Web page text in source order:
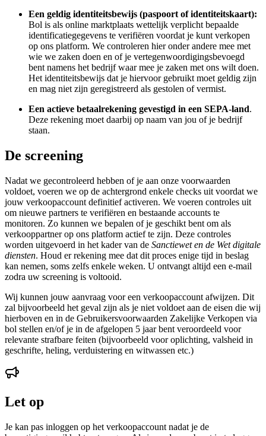
Een geldig identiteitsbewijs (paspoort of identiteitskaart):
Bol is als online marktplaats wettelijk verplicht bepaalde
identificatiegegevens te verifiëren voordat je kunt verkopen
op ons platform. We controleren hier onder andere mee met
wie we zaken doen en of je vertegenwoordigingsbevoegd
bent namens het bedrijf waar mee je zaken met ons wilt doen.
Het identiteitsbewijs dat je hiervoor gebruikt moet geldig zijn
en mag niet zijn geregistreerd als gestolen of vermist.
Een actieve betaalrekening gevestigd in een SEPA-land.
Deze rekening moet daarbij op naam van jou of je bedrijf
staan.
De screening
Nadat we gecontroleerd hebben of je aan onze voorwaarden
voldoet, voeren we op de achtergrond enkele checks uit voordat we
jouw verkoopaccount definitief activeren. We voeren controles uit
om nieuwe partners te verifiëren en bestaande accounts te
monitoren. Zo kunnen we bepalen of je geschikt bent om als
verkooppartner op ons platform actief te zijn. Deze controles
worden uitgevoerd in het kader van de Sanctiewet en de Wet digitale
diensten. Houd er rekening mee dat dit proces enige tijd in beslag
kan nemen, soms zelfs enkele weken. U ontvangt altijd een e-mail
zodra uw screening is voltooid.
Wij kunnen jouw aanvraag voor een verkoopaccount afwijzen. Dit
zal bijvoorbeeld het geval zijn als je niet voldoet aan de eisen die wij
hierboven en in de Gebruikersvoorwaarden Zakelijke Verkopen via
bol stellen en/of je in de afgelopen 5 jaar bent veroordeeld voor
relevante strafbare feiten (bijvoorbeeld voor oplichting, valsheid in
geschrifte, heling, verduistering en witwassen etc.)
Let op
Je kan pas inloggen op het verkoopaccount nadat je de